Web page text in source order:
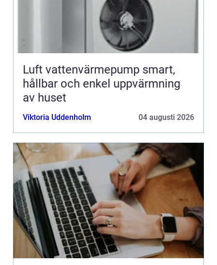
Luft vattenvärmepump smart,
hållbar och enkel uppvärmning
av huset
Viktoria Uddenholm 04 augusti 2026